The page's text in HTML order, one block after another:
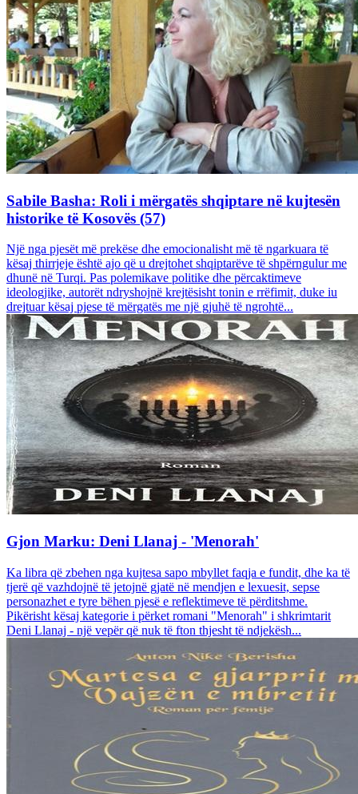
Sabile Basha: Roli i mërgatës shqiptare në kujtesën
historike të Kosovës (57)
Një nga pjesët më prekëse dhe emocionalisht më të ngarkuara të
kësaj thirrjeje është ajo që u drejtohet shqiptarëve të shpërngulur me
dhunë në Turqi. Pas polemikave politike dhe përcaktimeve
ideologjike, autorët ndryshojnë krejtësisht tonin e rrëfimit, duke iu
drejtuar kësaj pjese të mërgatës me një gjuhë të ngrohtë...
Gjon Marku: Deni Llanaj - 'Menorah'
Ka libra që zbehen nga kujtesa sapo mbyllet faqja e fundit, dhe ka të
tjerë që vazhdojnë të jetojnë gjatë në mendjen e lexuesit, sepse
personazhet e tyre bëhen pjesë e reflektimeve të përditshme.
Pikërisht kësaj kategorie i përket romani "Menorah" i shkrimtarit
Deni Llanaj - një vepër që nuk të fton thjesht të ndjekësh...